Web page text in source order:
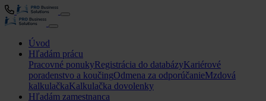
Úvod
Hľadám prácu
Pracovné ponukyRegistrácia do databázyKariérové
poradenstvo a koučingOdmena za odporúčanieMzdová
kalkulačkaKalkulačka dovolenky
Hľadám zamestnanca